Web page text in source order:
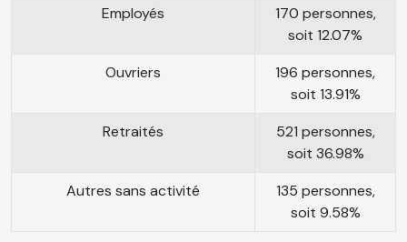
Employés
170 personnes,
soit 12.07%
Ouvriers
196 personnes,
soit 13.91%
Retraités
521 personnes,
soit 36.98%
Autres sans activité
135 personnes,
soit 9.58%